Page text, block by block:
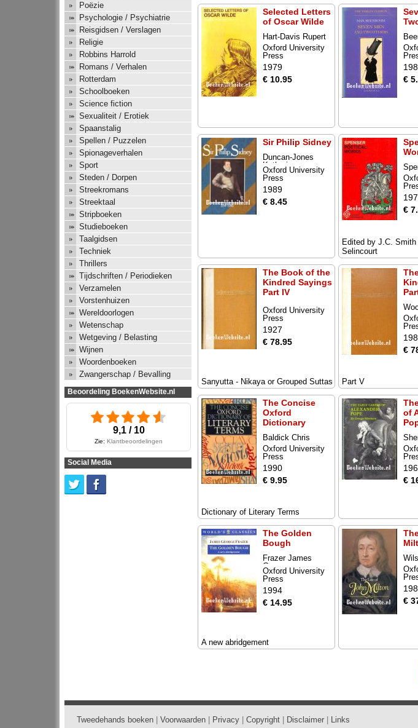
Selected Letters
of Oscar Wilde
Hart-Davis Rupert
Oxford University
Press
1979
€ 10.95
€
Sir Philip Sidney
Duncan-Jones
Katherine
Oxford University
Press
1989
€ 8.45
€
Edited by J.C.
Selincourt
The Book of the
Kindred Sayings
Part IV
Oxford University
Press
1927
€ 78.95
Sanyutta - Nikaya or Grouped Suttas
€
Part V
The Concise
Oxford
Dictionary
Baldick Chris
Oxford University
Press
1990
€ 9.95
Dictionary of Literary Terms
of
€
The Golden
Bough
Frazer James
George
Oxford University
Press
1994
€ 14.95
A new abridgement
€
Poëzie
Psychologie / Psychiatrie
Reisgidsen / Verslagen
Religie
Robbins Harrold
Romans / Verhalen
Rotterdam
Schoolboeken
Science fiction
Sexualiteit / Erotiek
Spaanstalig
Spellen / Puzzelen
Spionageverhalen
Sport
Steden / Dorpen
Streekromans
Streektaal
Stripboeken
Studieboeken
Taalgidsen
Techniek
Thrillers
Tijdschriften / Periodieken
Verzamelen
Vorstenhuizen
Wereldoorlogen
Wetenschap
Wetgeving / Belasting
Wijnen
Woordenboeken
Zwangerschap / Bevalling
Beoordeling BoekenWebsite.nl
9,1 / 10
Zie: Klantbeoordelingen
Social Media
Tweedehands boeken | Voorwaarden | Privacy | Copyright | Disclaimer | Links